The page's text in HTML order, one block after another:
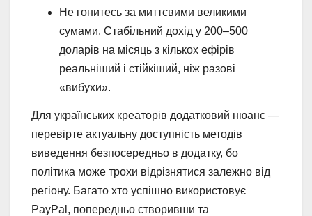
Не гонитесь за миттєвими великими
сумами. Стабільний дохід у 200–500
доларів на місяць з кількох ефірів
реальніший і стійкіший, ніж разові
«вибухи».
Для українських креаторів додатковий нюанс —
перевірте актуальну доступність методів
виведення безпосередньо в додатку, бо
політика може трохи відрізнятися залежно від
регіону. Багато хто успішно використовує
PayPal, попередньо створивши та